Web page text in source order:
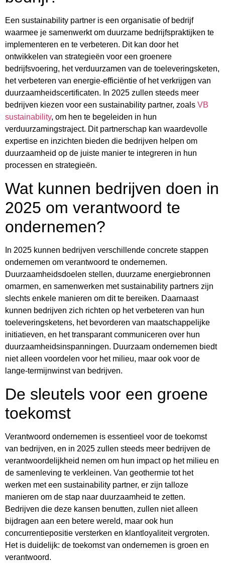
Een sustainability partner is een organisatie of bedrijf
waarmee je samenwerkt om duurzame bedrijfspraktijken te
implementeren en te verbeteren. Dit kan door het
ontwikkelen van strategieën voor een groenere
bedrijfsvoering, het verduurzamen van de toeleveringsketen,
het verbeteren van energie-efficiëntie of het verkrijgen van
duurzaamheidscertificaten. In 2025 zullen steeds meer
bedrijven kiezen voor een sustainability partner, zoals VB
sustainability, om hen te begeleiden in hun
verduurzamingstraject. Dit partnerschap kan waardevolle
expertise en inzichten bieden die bedrijven helpen om
duurzaamheid op de juiste manier te integreren in hun
processen en strategieën.
Wat kunnen bedrijven doen in
2025 om verantwoord te
ondernemen?
In 2025 kunnen bedrijven verschillende concrete stappen
ondernemen om verantwoord te ondernemen.
Duurzaamheidsdoelen stellen, duurzame energiebronnen
omarmen, en samenwerken met sustainability partners zijn
slechts enkele manieren om dit te bereiken. Daarnaast
kunnen bedrijven zich richten op het verbeteren van hun
toeleveringsketens, het bevorderen van maatschappelijke
initiatieven, en het transparant communiceren over hun
duurzaamheidsinspanningen. Duurzaam ondernemen biedt
niet alleen voordelen voor het milieu, maar ook voor de
lange-termijnwinst van bedrijven.
De sleutels voor een groene
toekomst
Verantwoord ondernemen is essentieel voor de toekomst
van bedrijven, en in 2025 zullen steeds meer bedrijven de
verantwoordelijkheid nemen om hun impact op het milieu en
de samenleving te verkleinen. Van geothermie tot het
werken met een sustainability partner, er zijn talloze
manieren om de stap naar duurzaamheid te zetten.
Bedrijven die deze kansen benutten, zullen niet alleen
bijdragen aan een betere wereld, maar ook hun
concurrentiepositie versterken en klantloyaliteit vergroten.
Het is duidelijk: de toekomst van ondernemen is groen en
verantwoord.